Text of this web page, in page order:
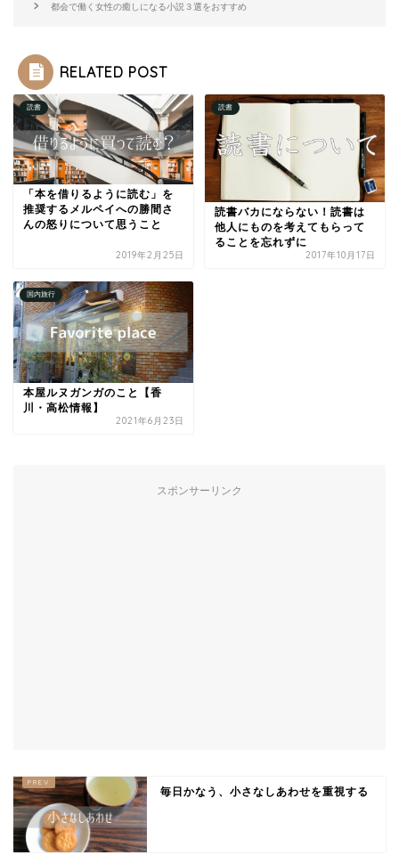
都会で働く女性の癒しになる小説３選をおすすめ
RELATED POST
読書
「本を借りるように読む」を
推奨するメルペイへの勝間さ
んの怒りについて思うこと
2019年2月25日
読書
読書バカにならない！読書は
他人にものを考えてもらって
ることを忘れずに
2017年10月17日
国内旅行
本屋ルヌガンガのこと【香
川・高松情報】
2021年6月23日
スポンサーリンク
毎日かなう、小さなしあわせを重視する